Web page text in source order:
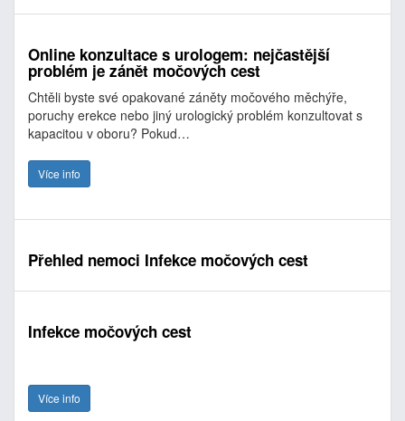
Online konzultace s urologem: nejčastější
problém je zánět močových cest
Chtěli byste své opakované záněty močového měchýře,
poruchy erekce nebo jiný urologický problém konzultovat s
kapacitou v oboru? Pokud…
Více info
Přehled nemoci Infekce močových cest
Infekce močových cest
Více info